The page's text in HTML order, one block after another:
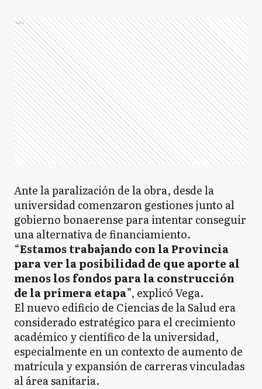
Ads
Ante la paralización de la obra, desde la
universidad comenzaron gestiones junto al
gobierno bonaerense para intentar conseguir
una alternativa de financiamiento.
“Estamos trabajando con la Provincia
para ver la posibilidad de que aporte al
menos los fondos para la construcción
de la primera etapa”, explicó Vega.
El nuevo edificio de Ciencias de la Salud era
considerado estratégico para el crecimiento
académico y científico de la universidad,
especialmente en un contexto de aumento de
matrícula y expansión de carreras vinculadas
al área sanitaria.